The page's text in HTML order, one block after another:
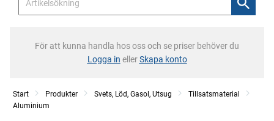
För att kunna handla hos oss och se priser behöver du
Logga in ellerSkapa konto
Start Produkter Svets, Löd, Gasol, Utsug
Tillsatsmaterial
Aluminium